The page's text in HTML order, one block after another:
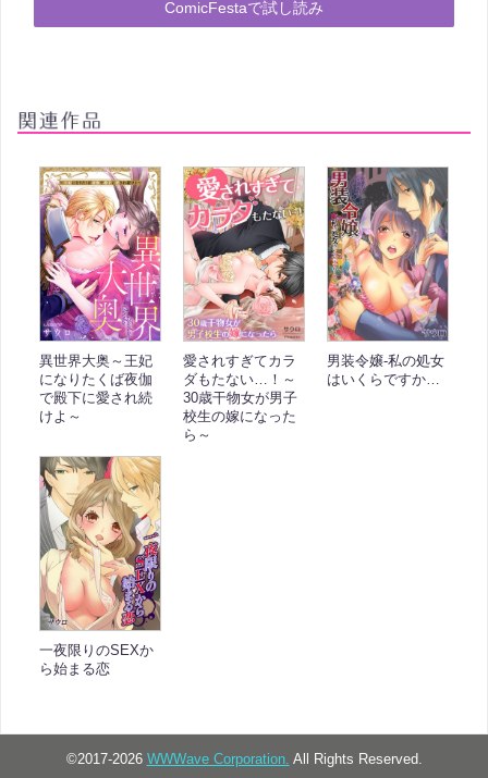
ComicFestaで試し読み
異世界大奥～王妃
になりたくば夜伽
で殿下に愛され続
けよ～
愛されすぎてカラ
ダもたない…！～
30歳干物女が男子
校生の嫁になった
ら～
男装令嬢-私の処女
はいくらですか…
一夜限りのSEXか
ら始まる恋
©2017-2026 WWWave Corporation. All Rights Reserved.